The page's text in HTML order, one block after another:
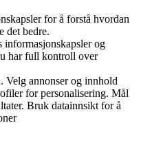
for å forstå hvordan
det bedre.
informasjonskapsler og
har full kontroll over
Velg annonser og innhold
for personalisering. Mål
Bruk datainnsikt for å